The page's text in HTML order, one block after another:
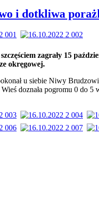
i dotkliwa
zagrały 15
okręgowej.
u siebie Niwy
doznała pogromu 0 do 5